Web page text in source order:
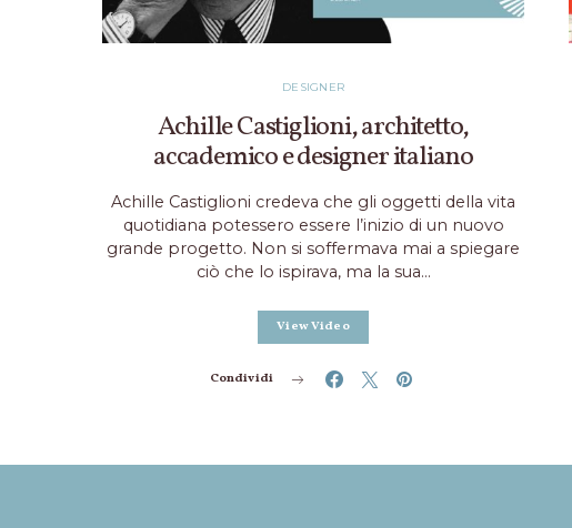
DESIGNER
Achille Castiglioni, architetto,
accademico e designer italiano
Achille Castiglioni credeva che gli oggetti della vita
quotidiana potessero essere l’inizio di un nuovo
grande progetto. Non si soffermava mai a spiegare
ciò che lo ispirava, ma la sua…
View Video
Condividi